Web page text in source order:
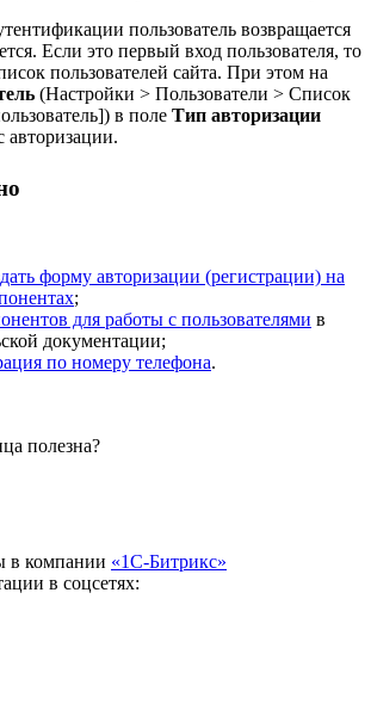
пользователь возвращается
Если это первый вход пользователя, то
пользователей сайта. При этом на
(Настройки > Пользователи > Список
) в поле Тип авторизации
авторизации.
форму авторизации (регистрации) на
;
для работы с пользователями в
документации;
по номеру телефона.
полезна?
в компании «1С-Битрикс»
в соцсетях: